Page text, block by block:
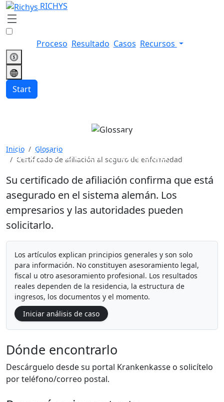
RICHYS
Proceso Resultado Casos Recursos
Start
Certificado de afiliación al
seguro de enfermedad
Inicio
Glosario
Certificado de afiliación al seguro de enfermedad
Su certificado de afiliación confirma que está
asegurado en el sistema alemán. Los
empresarios y las autoridades pueden
solicitarlo.
Los artículos explican principios generales y son solo
para información. No constituyen asesoramiento legal,
fiscal u otro asesoramiento profesional. Los resultados
reales dependen de la residencia, la estructura de
ingresos, los documentos y el momento.
Iniciar análisis de caso
Dónde encontrarlo
Descárguelo desde su portal Krankenkasse o solicítelo
por teléfono/correo postal.